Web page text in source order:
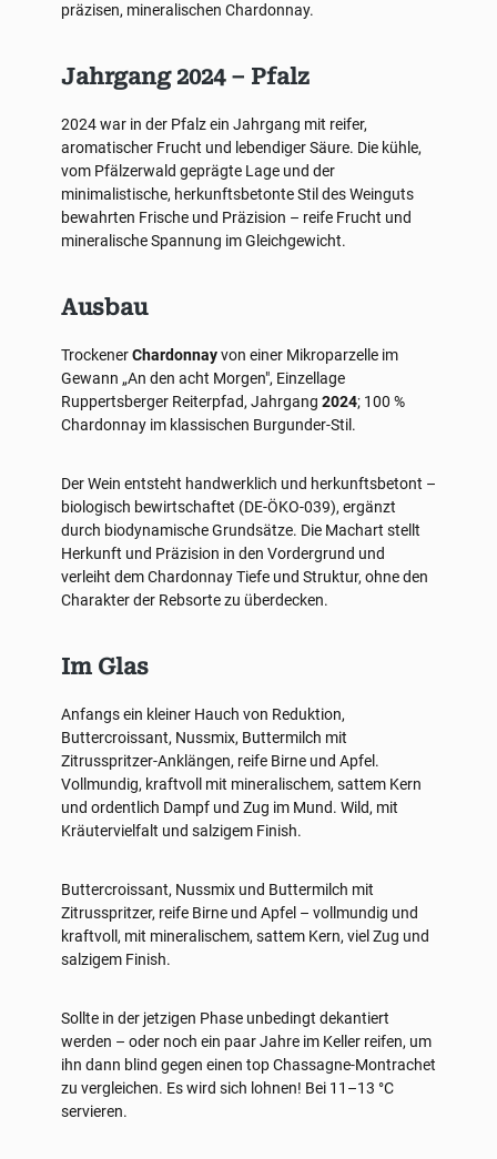
präzisen, mineralischen Chardonnay.
Jahrgang 2024 – Pfalz
2024 war in der Pfalz ein Jahrgang mit reifer,
aromatischer Frucht und lebendiger Säure. Die kühle,
vom Pfälzerwald geprägte Lage und der
minimalistische, herkunftsbetonte Stil des Weinguts
bewahrten Frische und Präzision – reife Frucht und
mineralische Spannung im Gleichgewicht.
Ausbau
TrockenerChardonnayvon einer Mikroparzelle im
Gewann „An den acht Morgen", Einzellage
Ruppertsberger Reiterpfad, Jahrgang 2024; 100 %
Chardonnay im klassischen Burgunder-Stil.
Der Wein entsteht handwerklich und herkunftsbetont –
biologisch bewirtschaftet (DE-ÖKO-039), ergänzt
durch biodynamische Grundsätze. Die Machart stellt
Herkunft und Präzision in den Vordergrund und
verleiht dem Chardonnay Tiefe und Struktur, ohne den
Charakter der Rebsorte zu überdecken.
Im Glas
Anfangs ein kleiner Hauch von Reduktion,
Buttercroissant, Nussmix, Buttermilch mit
Zitrusspritzer-Anklängen, reife Birne und Apfel.
Vollmundig, kraftvoll mit mineralischem, sattem Kern
und ordentlich Dampf und Zug im Mund. Wild, mit
Kräutervielfalt und salzigem Finish.
Buttercroissant, Nussmix und Buttermilch mit
Zitrusspritzer, reife Birne und Apfel – vollmundig und
kraftvoll, mit mineralischem, sattem Kern, viel Zug und
salzigem Finish.
Sollte in der jetzigen Phase unbedingt dekantiert
werden – oder noch ein paar Jahre im Keller reifen, um
ihn dann blind gegen einen top Chassagne-Montrachet
zu vergleichen. Es wird sich lohnen! Bei 11–13 °C
servieren.